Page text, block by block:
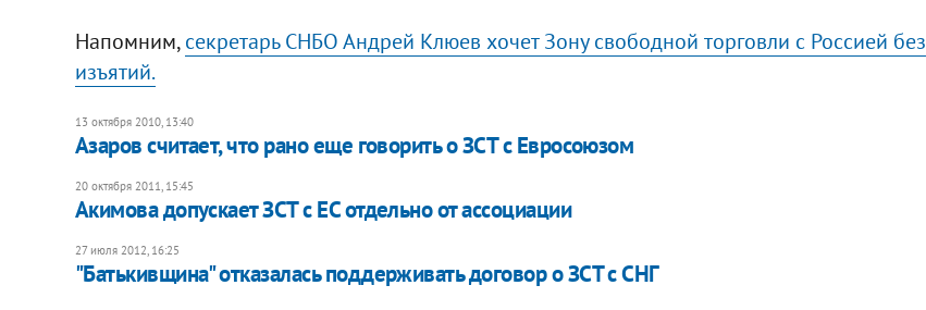
Напомним,секретарь СНБО Андрей Клюев хочет Зону свободной торговли с Россией без
изъятий.
13 октября 2010, 13:40
Азаров считает, что рано еще говорить о ЗСТ с Евросоюзом
20 октября 2011, 15:45
Акимова допускает ЗСТ с ЕС отдельно от ассоциации
27 июля 2012, 16:25
"Батькивщина" отказалась поддерживать договор о ЗСТ с СНГ